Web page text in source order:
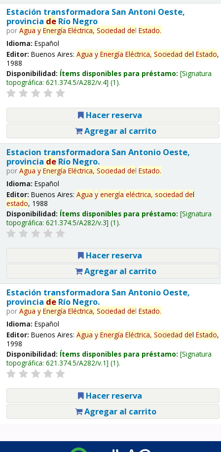
Estación transformadora San Antoni Oeste,
provincia deRío Negro
por Agua y Energía Eléctrica, Sociedad del Estado.
Idioma: Español
Editor: Buenos Aires: Agua y Energía Eléctrica, Sociedad del Estado,
1988
Disponibilidad: Ítems disponibles para préstamo: Signatura
topográfica: 621.374.5/A282/v.4 (1).
Hacer reserva
Agregar al carrito
Estacion transformadora San Antonio Oeste,
provincia deRío Negro.
por Agua y Energía Eléctrica, Sociedad del Estado.
Idioma: Español
Editor: Buenos Aires: Agua y energía eléctrica, sociedad del
estado, 1988
Disponibilidad: Ítems disponibles para préstamo: Signatura
topográfica: 621.374.5/A282/v.3 (1).
Hacer reserva
Agregar al carrito
Estación transformadora San Antonio Oeste,
provincia deRío Negro.
por Agua y Energía Eléctrica, Sociedad del Estado.
Idioma: Español
Editor: Buenos Aires: Agua y Energía Eléctrica, Sociedad del Estado,
1998
Disponibilidad: Ítems disponibles para préstamo: Signatura
topográfica: 621.374.5/A282/v.1 (1).
Hacer reserva
Agregar al carrito